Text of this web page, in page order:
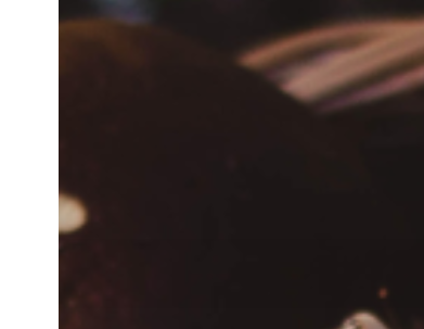
Hit enter to search or ESC to close